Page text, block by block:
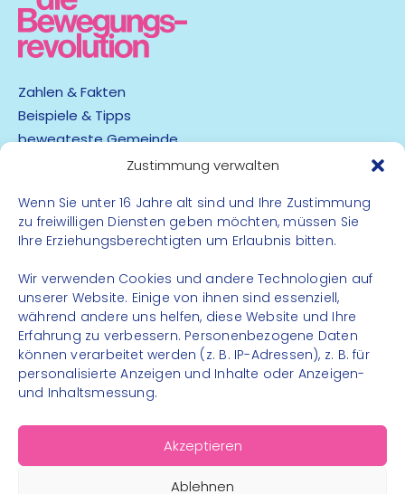
Zustimmung verwalten
Wenn Sie unter 16 Jahre alt sind und Ihre Zustimmung
zu freiwilligen Diensten geben möchten, müssen Sie
Ihre Erziehungsberechtigten um Erlaubnis bitten.
Wir verwenden Cookies und andere Technologien auf
unserer Website. Einige von ihnen sind essenziell,
während andere uns helfen, diese Website und Ihre
Erfahrung zu verbessern. Personenbezogene Daten
können verarbeitet werden (z. B. IP-Adressen), z. B. für
personalisierte Anzeigen und Inhalte oder Anzeigen-
und Inhaltsmessung.
Akzeptieren
Ablehnen
Zahlen & Fakten
Beispiele & Tipps
bewegteste Gemeinde
Barrierefreiheit
Datenschutz
Impressum
Kontakt
FOLGE UNS
Instagram
Facebook